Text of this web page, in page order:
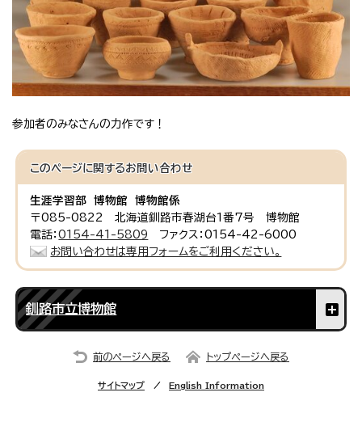
参加者のみなさんの力作です！
このページに関するお問い合わせ
生涯学習部 博物館 博物館係
〒085-0822 北海道釧路市春湖台1番7号 博物館
電話：0154-41-5809
ファクス：0154-42-6000
お問い合わせは専用フォームをご利用ください。
釧路市立博物館
前のページへ戻る トップページへ戻る
サイトマップ English Information